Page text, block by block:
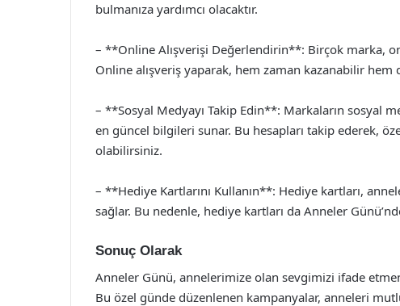
bulmanıza yardımcı olacaktır.
– **Online Alışverişi Değerlendirin**: Birçok marka,
Online alışveriş yaparak, hem zaman kazanabilir
– **Sosyal Medyayı Takip Edin**: Markaların sosyal
en güncel bilgileri sunar. Bu hesapları takip ederek,
olabilirsiniz.
– **Hediye Kartlarını Kullanın**: Hediye kartları,
sağlar. Bu nedenle, hediye kartları da Anneler
Sonuç Olarak
Anneler Günü, annelerimize olan sevgimizi ifade
Bu özel günde düzenlenen kampanyalar, anneleri